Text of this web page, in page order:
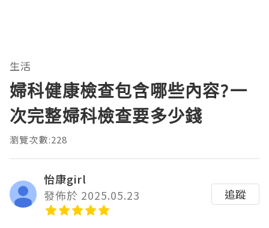
生活
婦科健康檢查包含哪些內容?一
次完整婦科檢查要多少錢
瀏覽次數:228
怡康girl
發佈於 2025.05.23
追蹤